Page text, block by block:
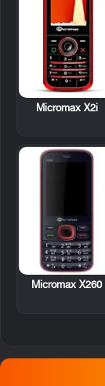
Micromax X2i
Micromax X260